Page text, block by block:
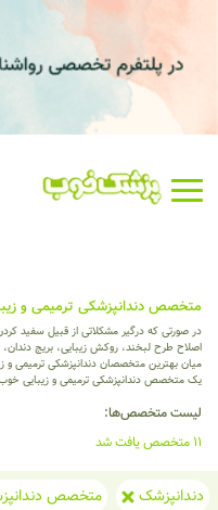
متخصص دندانپزشکی ترمیمی و
در صورتی که درگیر مشکلاتی از قبیل سفید
اصلاح طرح لبخند، روکش زیبایی، بریج
میان بهترین متخصصان دندانپزشکی ترمیمی و
یک متخصص دندانپزشکی ترمیمی و زیبایی
لیست متخصص‌ها:
11 متخصص یافت شد
دندانپزشک متخصص